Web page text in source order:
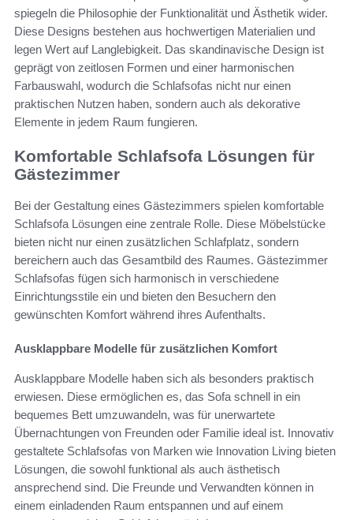
spiegeln die Philosophie der Funktionalität und Ästhetik wider.
Diese Designs bestehen aus hochwertigen Materialien und
legen Wert auf Langlebigkeit. Das skandinavische Design ist
geprägt von zeitlosen Formen und einer harmonischen
Farbauswahl, wodurch die Schlafsofas nicht nur einen
praktischen Nutzen haben, sondern auch als dekorative
Elemente in jedem Raum fungieren.
Komfortable Schlafsofa Lösungen für
Gästezimmer
Bei der Gestaltung eines Gästezimmers spielen komfortable
Schlafsofa Lösungen eine zentrale Rolle. Diese Möbelstücke
bieten nicht nur einen zusätzlichen Schlafplatz, sondern
bereichern auch das Gesamtbild des Raumes. Gästezimmer
Schlafsofas fügen sich harmonisch in verschiedene
Einrichtungsstile ein und bieten den Besuchern den
gewünschten Komfort während ihres Aufenthalts.
Ausklappbare Modelle für zusätzlichen Komfort
Ausklappbare Modelle haben sich als besonders praktisch
erwiesen. Diese ermöglichen es, das Sofa schnell in ein
bequemes Bett umzuwandeln, was für unerwartete
Übernachtungen von Freunden oder Familie ideal ist. Innovativ
gestaltete Schlafsofas von Marken wie Innovation Living bieten
Lösungen, die sowohl funktional als auch ästhetisch
ansprechend sind. Die Freunde und Verwandten können in
einem einladenden Raum entspannen und auf einem